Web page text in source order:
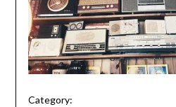
Category: